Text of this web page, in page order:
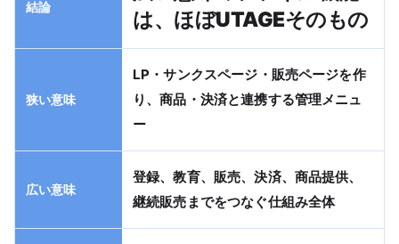
結論
は、ほぼUTAGEそのもの
狭い意味
LP・サンクスページ・販売ページを作
り、商品・決済と連携する管理メニュ
ー
広い意味
登録、教育、販売、決済、商品提供、
継続販売までをつなぐ仕組み全体